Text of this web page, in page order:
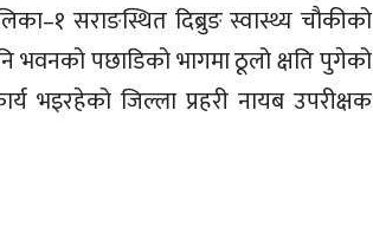
सराङस्थित दिब्रुङ स्वास्थ्य चौकीको
भवनको पछाडिको भागमा ठूलो क्षति पुगेको
भइरहेको जिल्ला प्रहरी नायब उपरीक्षक